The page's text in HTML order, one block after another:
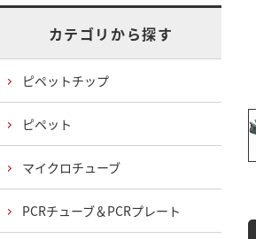
カテゴリから探す
ピペットチップ
ピペット
マイクロチューブ
PCRチューブ＆PCRプレート